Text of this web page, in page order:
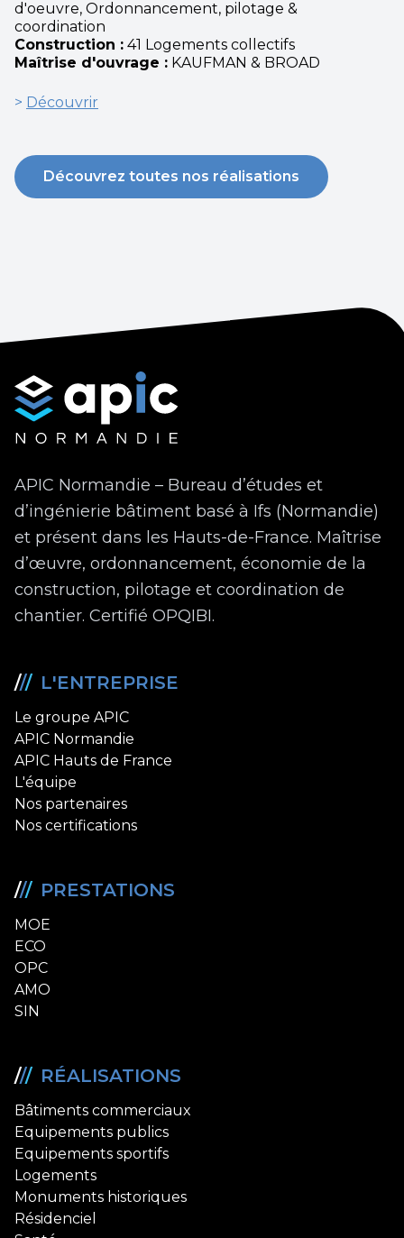
d'oeuvre, Ordonnancement, pilotage &
coordination
Construction : 41 Logements collectifs
Maîtrise d'ouvrage : KAUFMAN & BROAD
> Découvrir
Découvrez toutes nos réalisations
APIC Normandie – Bureau d’études et
d’ingénierie bâtiment basé à Ifs (Normandie)
et présent dans les Hauts-de-France. Maîtrise
d’œuvre, ordonnancement, économie de la
construction, pilotage et coordination de
chantier. Certifié OPQIBI.
/// L'ENTREPRISE
Le groupe APIC
APIC Normandie
APIC Hauts de France
L'équipe
Nos partenaires
Nos certifications
/// PRESTATIONS
MOE
ECO
OPC
AMO
SIN
/// RÉALISATIONS
Bâtiments commerciaux
Equipements publics
Equipements sportifs
Logements
Monuments historiques
Résidenciel